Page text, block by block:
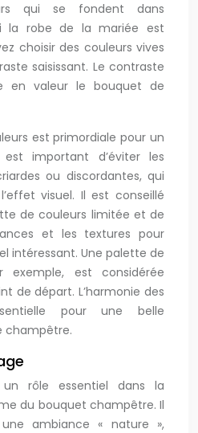
qui se fondent dans
la robe de la mariée est
choisir des couleurs vives
saisissant. Le contraste
en valeur le bouquet de
est primordiale pour un
important d’éviter les
ou discordantes, qui
visuel. Il est conseillé
de couleurs limitée et de
et les textures pour
intéressant. Une palette de
exemple, est considérée
de départ. L’harmonie des
pour une belle
champêtre.
rôle essentiel dans la
du bouquet champêtre. Il
ambiance « nature »,